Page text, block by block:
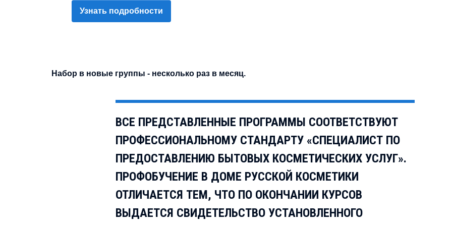
Узнать подробности
Набор в новые группы - несколько раз в месяц.
ВСЕ ПРЕДСТАВЛЕННЫЕ ПРОГРАММЫ СООТВЕТСТВУЮТ
ПРОФЕССИОНАЛЬНОМУ СТАНДАРТУ «СПЕЦИАЛИСТ ПО
ПРЕДОСТАВЛЕНИЮ БЫТОВЫХ КОСМЕТИЧЕСКИХ УСЛУГ».
ПРОФОБУЧЕНИЕ В ДОМЕ РУССКОЙ КОСМЕТИКИ
ОТЛИЧАЕТСЯ ТЕМ, ЧТО ПО ОКОНЧАНИИ КУРСОВ
ВЫДАЕТСЯ СВИДЕТЕЛЬСТВО УСТАНОВЛЕННОГО